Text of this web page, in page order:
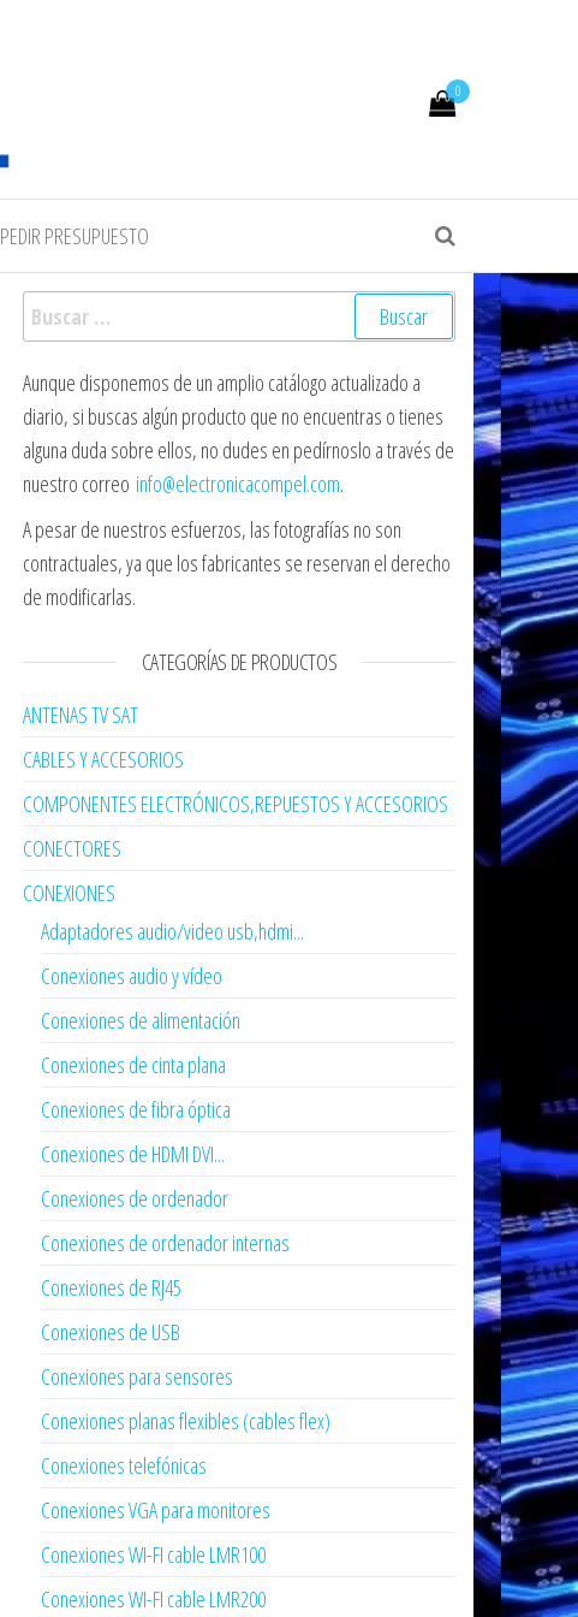
0
PEDIR PRESUPUESTO
Buscar:
Aunque disponemos de un amplio catálogo actualizado a
diario, si buscas algún producto que no encuentras o tienes
alguna duda sobre ellos, no dudes en pedírnoslo a través de
nuestro correo info@electronicacompel.com.
A pesar de nuestros esfuerzos, las fotografías no son
contractuales, ya que los fabricantes se reservan el derecho
de modificarlas.
CATEGORÍAS DE PRODUCTOS
ANTENAS TV SAT
CABLES Y ACCESORIOS
COMPONENTES ELECTRÓNICOS,REPUESTOS Y ACCESORIOS
CONECTORES
CONEXIONES
Adaptadores audio/video usb,hdmi...
Conexiones audio y vídeo
Conexiones de alimentación
Conexiones de cinta plana
Conexiones de fibra óptica
Conexiones de HDMI DVI...
Conexiones de ordenador
Conexiones de ordenador internas
Conexiones de RJ45
Conexiones de USB
Conexiones para sensores
Conexiones planas flexibles (cables flex)
Conexiones telefónicas
Conexiones VGA para monitores
Conexiones WI-FI cable LMR100
Conexiones WI-FI cable LMR200